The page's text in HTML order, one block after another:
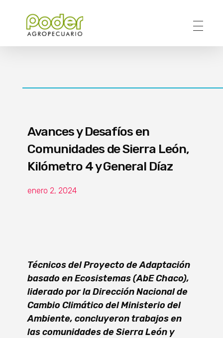
Avances y Desafíos en
Comunidades de Sierra León,
Kilómetro 4 y General Díaz
enero 2, 2024
Técnicos del Proyecto de Adaptación
basado en Ecosistemas (AbE Chaco),
liderado por la Dirección Nacional de
Cambio Climático del Ministerio del
Ambiente, concluyeron trabajos en
las comunidades de Sierra León y